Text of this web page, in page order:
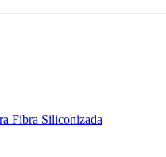
Fibra Siliconizada